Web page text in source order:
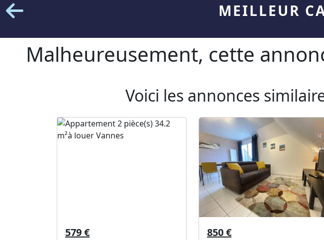
MEILLEUR
Malheureusement, cette
Voici les annonces
579 € 850 €